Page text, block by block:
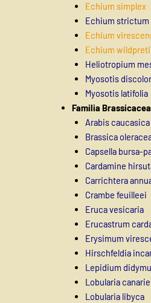
Echium simplex
Echium
Echium
Echium
Heliotropium
Myosotis
Myosotis latifolia
Familia
Arabis caucasica
Brassica
Capsella bursa-
Cardamine
Carrichtera
Crambe feuilleei
Eruca vesicaria
Erucastrum
Erysimum
Hirschfeldia
Lepidium
Lobularia
Lobularia libyca